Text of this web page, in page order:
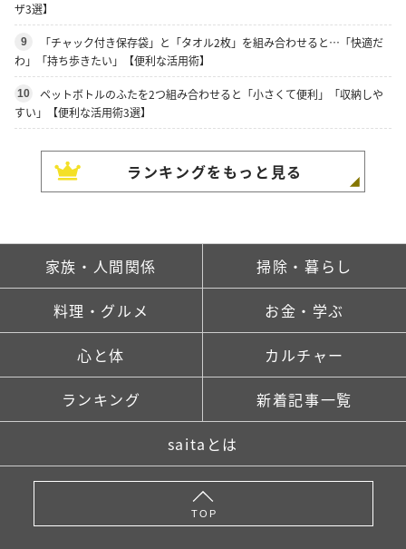
ザ3選】
9
「チャック付き保存袋」と「タオル2枚」を組み合わせると…「快適だ
わ」「持ち歩きたい」【便利な活用術】
10
ペットボトルのふたを2つ組み合わせると「小さくて便利」「収納しや
すい」【便利な活用術3選】
ランキングをもっと見る
家族・人間関係 掃除・暮らし
料理・グルメ お金・学ぶ
心と体 カルチャー
ランキング 新着記事一覧
saitaとは
TOP